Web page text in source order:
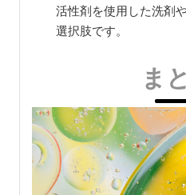
活性剤を使用した洗剤
選択肢です。
ま